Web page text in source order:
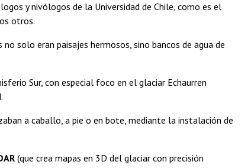
y nivólogos de la Universidad de Chile, como es el
otros.
solo eran paisajes hermosos, sino bancos de agua de
Sur, con especial foco en el glaciar Echaurren
a caballo, a pie o en bote, mediante la instalación de
(que crea mapas en 3D del glaciar con precisión